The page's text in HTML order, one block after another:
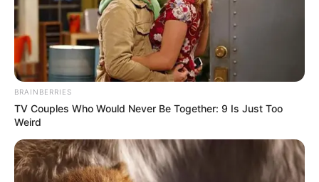
BRAINBERRIES
TV Couples Who Would Never Be Together: 9 Is Just Too
Weird